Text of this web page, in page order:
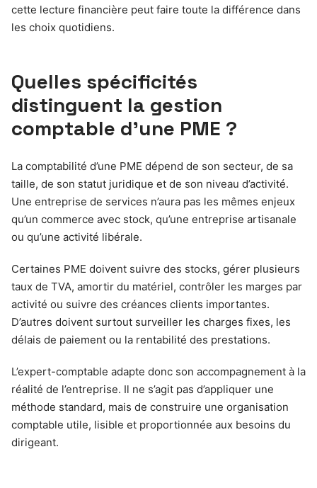
cette lecture financière peut faire toute la différence dans
les choix quotidiens.
Quelles spécificités
distinguent la gestion
comptable d’une PME ?
La comptabilité d’une PME dépend de son secteur, de sa
taille, de son statut juridique et de son niveau d’activité.
Une entreprise de services n’aura pas les mêmes enjeux
qu’un commerce avec stock, qu’une entreprise artisanale
ou qu’une activité libérale.
Certaines PME doivent suivre des stocks, gérer plusieurs
taux de TVA, amortir du matériel, contrôler les marges par
activité ou suivre des créances clients importantes.
D’autres doivent surtout surveiller les charges fixes, les
délais de paiement ou la rentabilité des prestations.
L’expert-comptable adapte donc son accompagnement à la
réalité de l’entreprise. Il ne s’agit pas d’appliquer une
méthode standard, mais de construire une organisation
comptable utile, lisible et proportionnée aux besoins du
dirigeant.